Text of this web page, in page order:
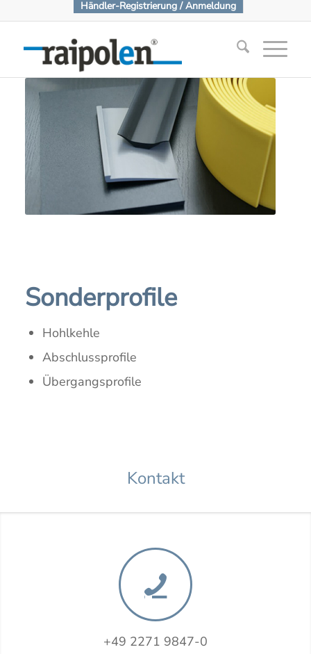
Händler-Registrierung / Anmeldung
Sonderprofile
Hohlkehle
Abschlussprofile
Übergangsprofile
Kontakt
+49 2271 9847-0